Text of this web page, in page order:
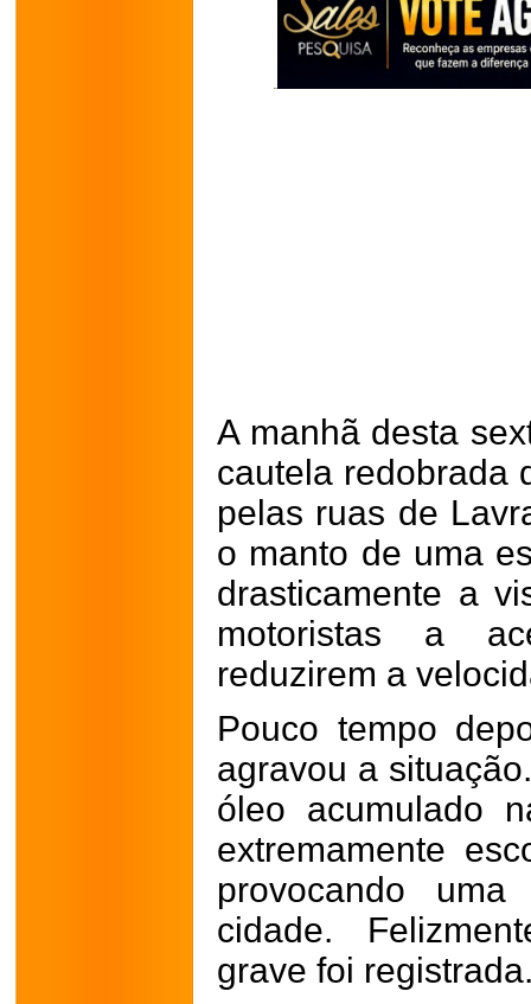
A manhã desta
cautela redobrada
pelas ruas de
o manto de uma
drasticamente a
motoristas a
reduzirem a
Pouco tempo
agravou a
óleo acumulado
extremamente
provocando
cidade.
grave foi